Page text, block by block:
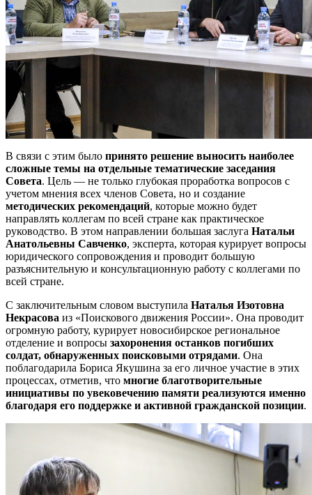
В связи с этим было принято решение выносить наиболее
сложные темы на отдельные тематические заседания
Совета. Цель — не только глубокая проработка вопросов с
учетом мнения всех членов Совета, но и создание
методических рекомендаций, которые можно будет
направлять коллегам по всей стране как практическое
руководство. В этом направлении большая заслуга Натальи
Анатольевны Савченко, эксперта, которая курирует вопросы
юридического сопровождения и проводит большую
разъяснительную и консультационную работу с коллегами по
всей стране.
С заключительным словом выступила Наталья Изотовна
Некрасова из «Поискового движения России». Она проводит
огромную работу, курирует новосибирское региональное
отделение и вопросы захоронения останков погибших
солдат, обнаруженных поисковыми отрядами. Она
поблагодарила Бориса Якушина за его личное участие в этих
процессах, отметив, что многие благотворительные
инициативы по увековечению памяти реализуются именно
благодаря его поддержке и активной гражданской позиции.